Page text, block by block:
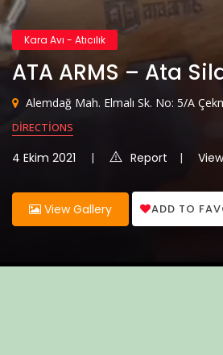
Kara Avı - Atıcılık
ATA ARMS – Ata
Alemdağ Mah. Elmalı Sk. No: 5/A
DIRECTIONS
4 Ekim 2021 Report
View Gallery ADD TO